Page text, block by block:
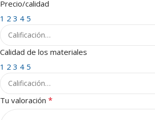
Precio/calidad
1 2 3 4 5
Calidad de los materiales
1 2 3 4 5
Tu valoración *